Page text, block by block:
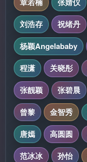
刘浩存
祝绪丹
杨颖Angelababy
程潇
关晓彤
张靓颖
张碧晨
曾黎
金智秀
唐嫣
高圆圆
范冰冰
孙怡